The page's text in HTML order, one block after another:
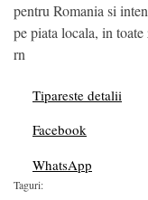
pentru Romania si
pe piata locala, in
rn
Tipareste detalii
Facebook
WhatsApp
Taguri: